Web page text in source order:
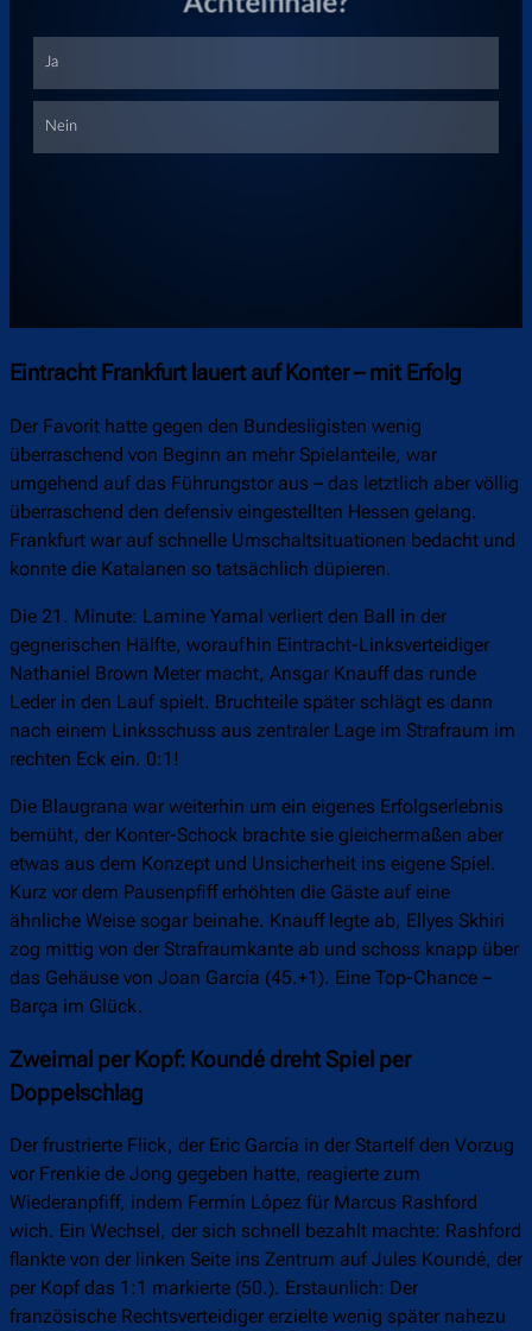
Überspringen
Eintracht Frankfurt lauert auf Konter – mit Erfolg
Der Favorit hatte gegen den Bundesligisten wenig
überraschend von Beginn an mehr Spielanteile, war
umgehend auf das Führungstor aus – das letztlich aber völlig
überraschend den defensiv eingestellten Hessen gelang.
Frankfurt war auf schnelle Umschaltsituationen bedacht und
konnte die Katalanen so tatsächlich düpieren.
Die 21. Minute: Lamine Yamal verliert den Ball in der
gegnerischen Hälfte, woraufhin Eintracht-Linksverteidiger
Nathaniel Brown Meter macht, Ansgar Knauff das runde
Leder in den Lauf spielt. Bruchteile später schlägt es dann
nach einem Linksschuss aus zentraler Lage im Strafraum im
rechten Eck ein. 0:1!
Die Blaugrana war weiterhin um ein eigenes Erfolgserlebnis
bemüht, der Konter-Schock brachte sie gleichermaßen aber
etwas aus dem Konzept und Unsicherheit ins eigene Spiel.
Kurz vor dem Pausenpfiff erhöhten die Gäste auf eine
ähnliche Weise sogar beinahe. Knauff legte ab, Ellyes Skhiri
zog mittig von der Strafraumkante ab und schoss knapp über
das Gehäuse von Joan García (45.+1). Eine Top-Chance –
Barça im Glück.
Zweimal per Kopf: Koundé dreht Spiel per
Doppelschlag
Der frustrierte Flick, der Eric García in der Startelf den Vorzug
vor Frenkie de Jong gegeben hatte, reagierte zum
Wiederanpfiff, indem Fermín López für Marcus Rashford
wich. Ein Wechsel, der sich schnell bezahlt machte: Rashford
flankte von der linken Seite ins Zentrum auf Jules Koundé, der
per Kopf das 1:1 markierte (50.). Erstaunlich: Der
französische Rechtsverteidiger erzielte wenig später nahezu